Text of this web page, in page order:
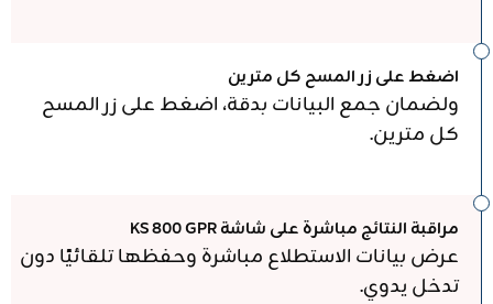
اضغط على زر المسح كل مترين
ولضمان جمع البيانات بدقة، اضغط على زر المسح
كل مترين.
مراقبة النتائج مباشرة على شاشة KS 800 GPR
عرض بيانات الاستطلاع مباشرة وحفظها تلقائيًا دون
تدخل يدوي.